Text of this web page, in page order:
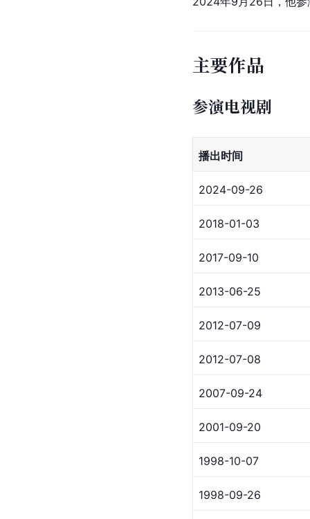
主要作品
参演电视剧
播出时间
2024-09-26
2018-01-03
2017-09-10
2013-06-25
2012-07-09
2012-07-08
2007-09-24
2001-09-20
1998-10-07
1998-09-26